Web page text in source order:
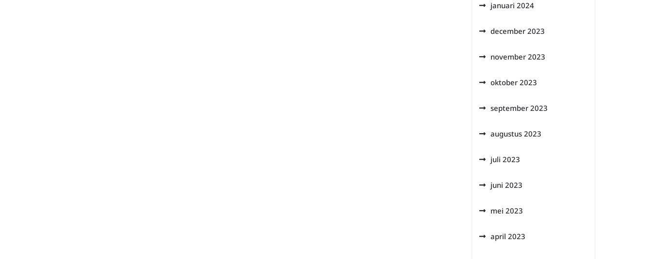
januari 2024
december 2023
november 2023
oktober 2023
september 2023
augustus 2023
juli 2023
juni 2023
mei 2023
april 2023